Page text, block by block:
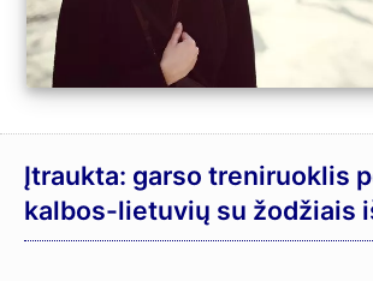
Įtraukta: garso treniruoklis
kalbos-lietuvių su žodžiais